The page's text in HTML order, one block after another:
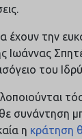
έχουν την
Ιωάννας
του
συνάντηση
η κράτηση